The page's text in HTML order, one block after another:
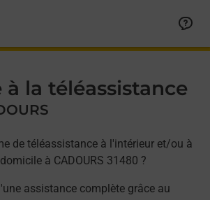
à la téléassistance
de téléassistance à l'intérieur et/ou à
à CADOURS 31480 ?
assistance complète grâce au